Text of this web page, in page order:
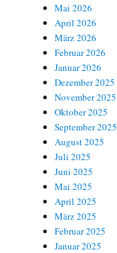
Mai 2026
April 2026
März 2026
Februar 2026
Januar 2026
Dezember 2025
November 2025
Oktober 2025
September 2025
August 2025
Juli 2025
Juni 2025
Mai 2025
April 2025
März 2025
Februar 2025
Januar 2025